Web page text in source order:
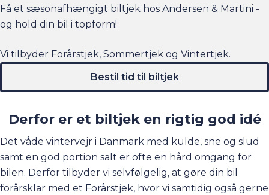
Få et sæsonafhængigt biltjek hos Andersen & Martini -
og hold din bil i topform!
Vi tilbyder Forårstjek, Sommertjek og Vintertjek.
Bestil tid til biltjek
Derfor er et biltjek en rigtig god idé
Det våde vintervejr i Danmark med kulde, sne og slud
samt en god portion salt er ofte en hård omgang for
bilen. Derfor tilbyder vi selvfølgelig, at gøre din bil
forårsklar med et Forårstjek, hvor vi samtidig også gerne